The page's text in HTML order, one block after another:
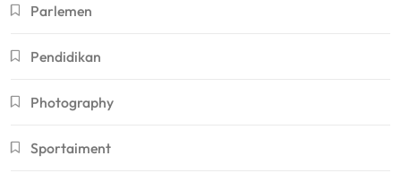
Parlemen
Pendidikan
Photography
Sportaiment